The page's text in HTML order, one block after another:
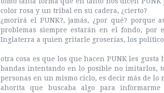
color rosa y un tribal en su cadera, ¿cierto?
¿morirá el PUNK?, jamás, ¿por qué? porque
problemas siempre estarán en el fondo, por
Inglaterra a quien gritarle groserías, los
otra cosa es que los que hacen PUNK les gusta
bandas intentando en lo posible no imitarlos,
personas en un mismo ciclo, es decir más de lo
ahorita que buscaba algo para